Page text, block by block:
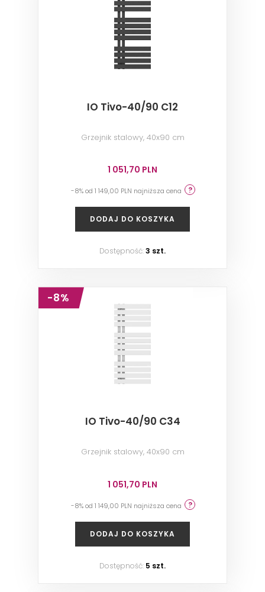
IO Tivo-40/90 C12
Grzejnik stalowy, 40x90 cm
1 051,70 PLN
-8% od 1 149,00 PLN najniższa cena
DODAJ DO KOSZYKA
Dostępność:3 szt.
-8%
IO Tivo-40/90 C34
Grzejnik stalowy, 40x90 cm
1 051,70 PLN
-8% od 1 149,00 PLN najniższa cena
DODAJ DO KOSZYKA
Dostępność: 5 szt.